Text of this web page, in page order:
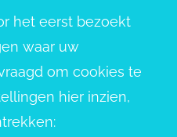
het eerst bezoekt
waar uw
om cookies te
hier inzien,